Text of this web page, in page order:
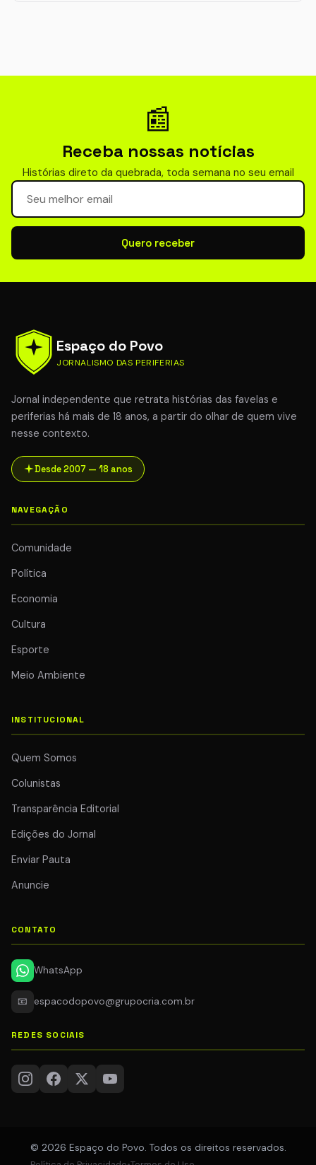
📰
Receba nossas notícias
Histórias direto da quebrada, toda semana no seu email
Seu email para newsletter
Quero receber
Espaço do Povo
JORNALISMO DAS PERIFERIAS
Jornal independente que retrata histórias das favelas e
periferias há mais de 18 anos, a partir do olhar de quem vive
nesse contexto.
Desde 2007 — 18 anos
NAVEGAÇÃO
Comunidade
Política
Economia
Cultura
Esporte
Meio Ambiente
INSTITUCIONAL
Quem Somos
Colunistas
Transparência Editorial
Edições do Jornal
Enviar Pauta
Anuncie
CONTATO
WhatsApp
📧 espacodopovo@grupocria.com.br
REDES SOCIAIS
© 2026 Espaço do Povo. Todos os direitos reservados.